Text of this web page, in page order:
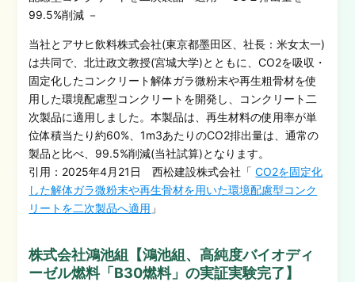
99.5%削減 －
当社とアサヒ飲料株式会社(東京都墨田区、社長：米女太一)
は共同で、北辻政文教授(宮城大学)とともに、CO2を吸収・
固定化したコンクリート解体ガラ微粉末や再生粗骨材を使
用した環境配慮型コンクリートを開発し、コンクリート二
次製品に適用しました。本製品は、再生材料の使用率が単
位体積当たり約60%、1m3あたりのCO2排出量は、通常の
製品と比べ、99.5%削減(当社試算)となります。
引用：2025年4月21日 西松建設株式会社「CO2を固定化
した解体ガラ微粉末や再生骨材を用いた環境配慮型コンク
リートを二次製品へ適用 」
株式会社鴻池組【鴻池組、高純度バイオディ
ーゼル燃料「B30燃料」の実証実験完了】